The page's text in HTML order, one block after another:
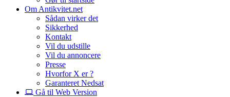
Om Antikvitet.net
Sådan virker det
Sikkerhed
Kontakt
Vil du udstille
Vil du annoncere
Presse
Hvorfor X er ?
Garanteret Nedsat
Gå til Web Version